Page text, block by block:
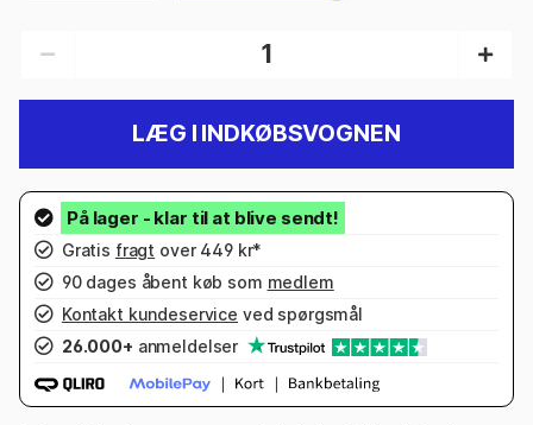
LÆG I INDKØBSVOGNEN
Gratis fragt over 449 kr*
90 dages åbent køb som medlem
Kontakt kundeservice ved spørgsmål
26.000+ anmeldelser